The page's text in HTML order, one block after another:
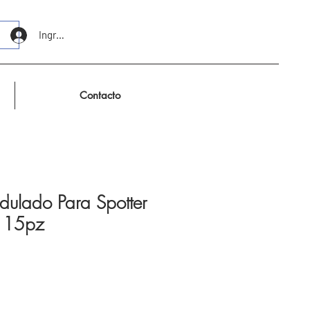
Ingresar
Contacto
Para Spotter
15pz